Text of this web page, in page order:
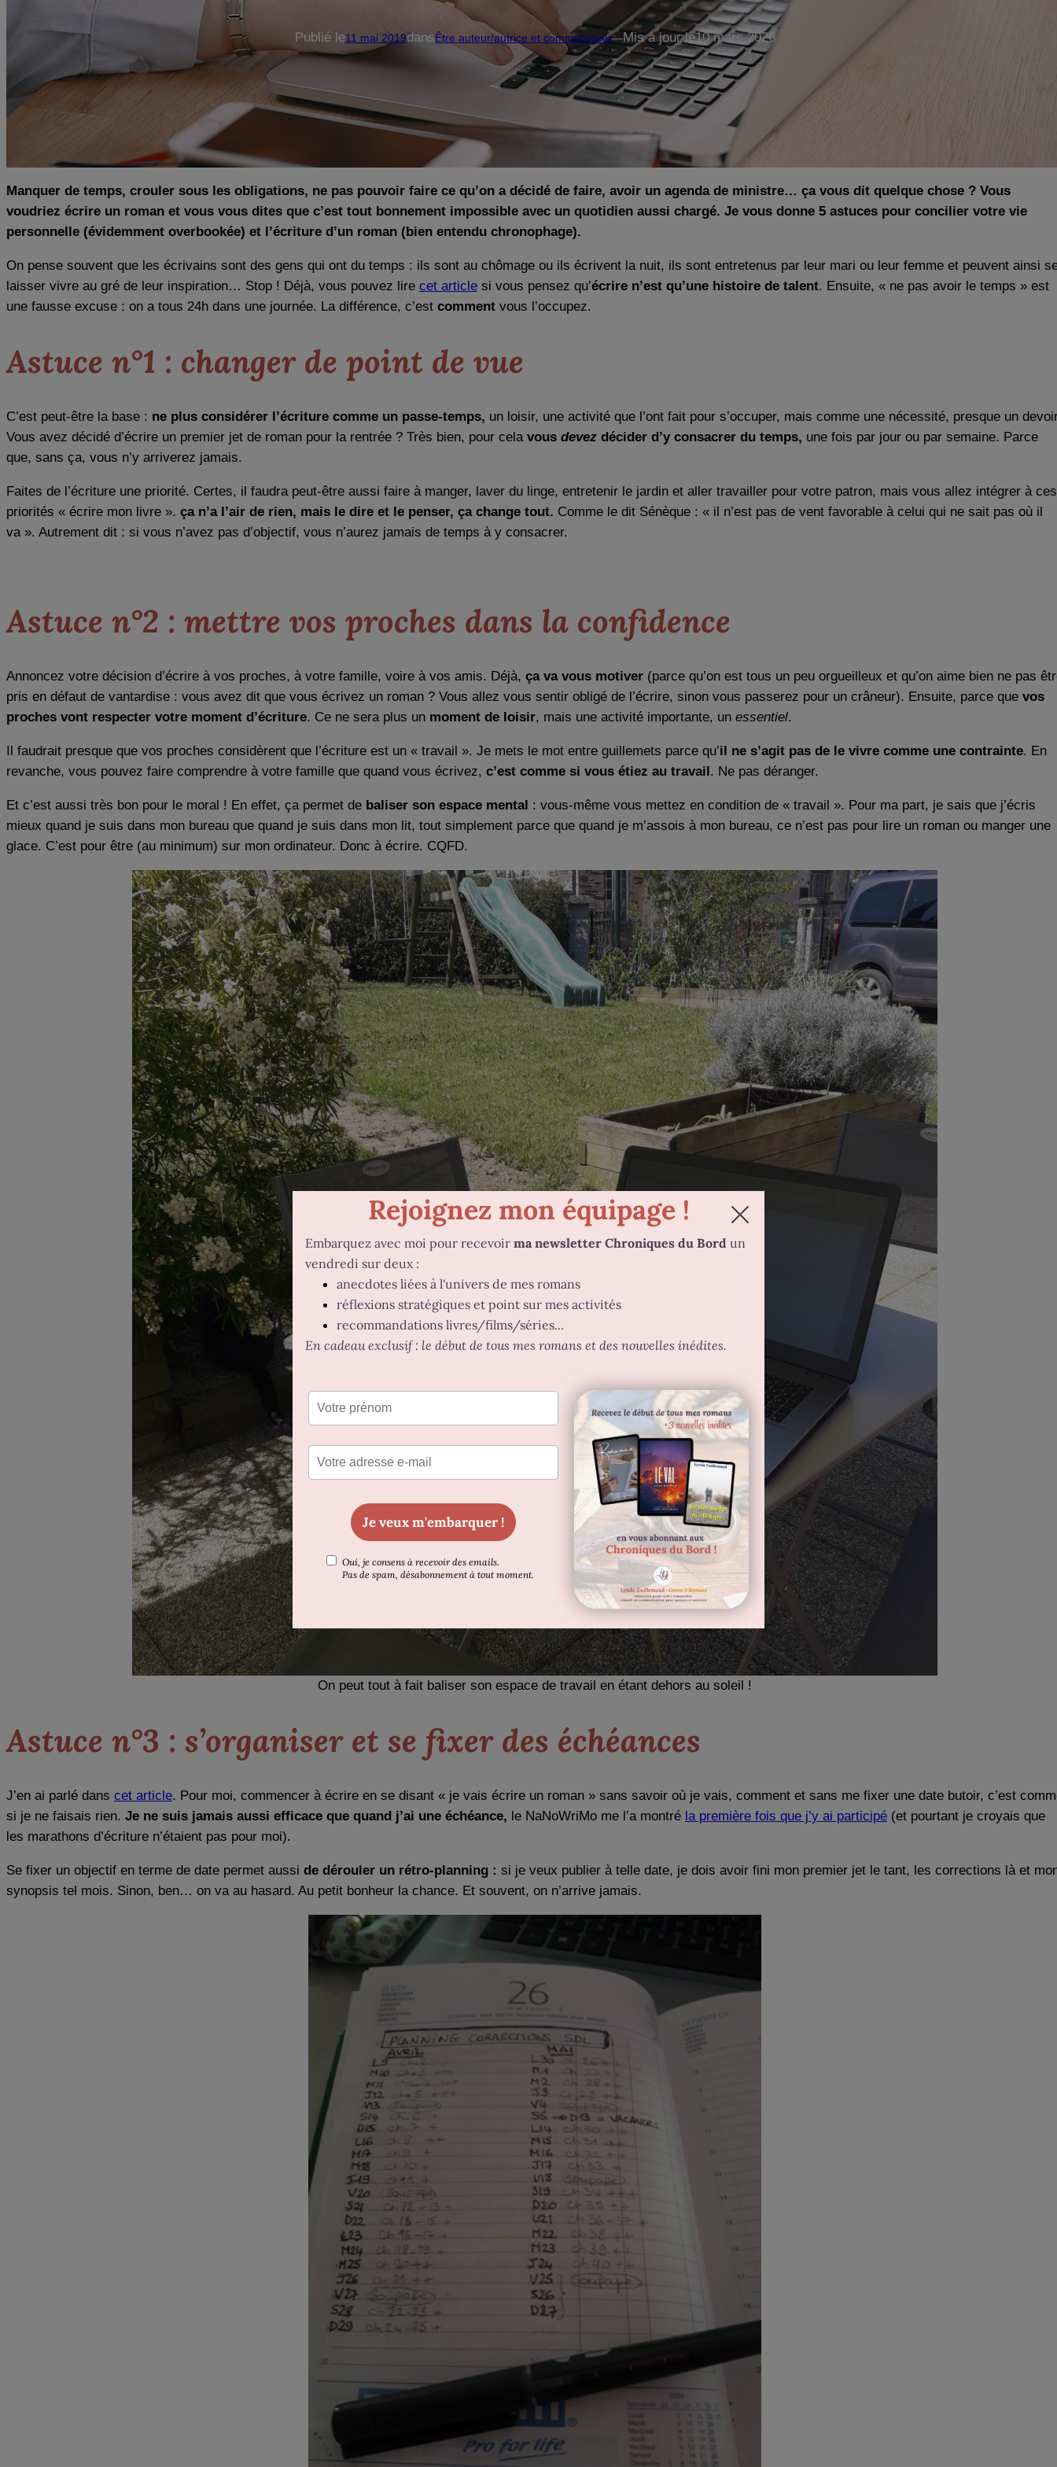
Publié le11 mai 2019dansÊtre auteur/autrice et communiquer—Mis à jour le10 mars 2026
Manquer de temps, crouler sous les obligations, ne pas pouvoir faire ce qu’on a décidé de faire, avoir un agenda de ministre… ça vous dit quelque chose ? Vous
voudriez écrire un roman et vous vous dites que c’est tout bonnement impossible avec un quotidien aussi chargé. Je vous donne 5 astuces pour concilier votre vie
personnelle (évidemment overbookée) et l’écriture d’un roman (bien entendu chronophage).
On pense souvent que les écrivains sont des gens qui ont du temps : ils sont au chômage ou ils écrivent la nuit, ils sont entretenus par leur mari ou leur femme et peuvent ainsi
laisser vivre au gré de leur inspiration… Stop ! Déjà, vous pouvez lire cet article si vous pensez qu’écrire n’est qu’une histoire de talent. Ensuite, « ne pas avoir le temps » est
une fausse excuse : on a tous 24h dans une journée. La différence, c’est comment vous l’occupez.
Astuce n°1 : changer de point de vue
C’est peut-être la base : ne plus considérer l’écriture comme un passe-temps, un loisir, une activité que l’ont fait pour s’occuper, mais comme une nécessité, presque un
Vous avez décidé d’écrire un premier jet de roman pour la rentrée ? Très bien, pour cela vous devez décider d’y consacrer du temps, une fois par jour ou par semaine. Parce
que, sans ça, vous n’y arriverez jamais.
Faites de l’écriture une priorité. Certes, il faudra peut-être aussi faire à manger, laver du linge, entretenir le jardin et aller travailler pour votre patron, mais vous allez intégrer à ces
priorités « écrire mon livre ». ça n’a l’air de rien, mais le dire et le penser, ça change tout. Comme le dit Sénèque : « il n’est pas de vent favorable à celui qui ne sait pas où il
va ». Autrement dit : si vous n’avez pas d’objectif, vous n’aurez jamais de temps à y consacrer.
Astuce n°2 : mettre vos proches dans la confidence
Annoncez votre décision d’écrire à vos proches, à votre famille, voire à vos amis. Déjà, ça va vous motiver (parce qu’on est tous un peu orgueilleux et qu’on aime bien ne pas
pris en défaut de vantardise : vous avez dit que vous écrivez un roman ? Vous allez vous sentir obligé de l’écrire, sinon vous passerez pour un crâneur). Ensuite, parce que vos
proches vont respecter votre moment d’écriture. Ce ne sera plus un moment de loisir, mais une activité importante, un essentiel.
Il faudrait presque que vos proches considèrent que l’écriture est un « travail ». Je mets le mot entre guillemets parce qu’il ne s’agit pas de le vivre comme une contrainte. En
revanche, vous pouvez faire comprendre à votre famille que quand vous écrivez, c’est comme si vous étiez au travail. Ne pas déranger.
Et c’est aussi très bon pour le moral ! En effet, ça permet de baliser son espace mental : vous-même vous mettez en condition de « travail ». Pour ma part, je sais que j’écris
mieux quand je suis dans mon bureau que quand je suis dans mon lit, tout simplement parce que quand je m’assois à mon bureau, ce n’est pas pour lire un roman ou manger une
glace. C’est pour être (au minimum) sur mon ordinateur. Donc à écrire. CQFD.
On peut tout à fait baliser son espace de travail en étant dehors au soleil !
Astuce n°3 : s’organiser et se fixer des échéances
J’en ai parlé dans cet article. Pour moi, commencer à écrire en se disant « je vais écrire un roman » sans savoir où je vais, comment et sans me fixer une date butoir, c’est
si je ne faisais rien. Je ne suis jamais aussi efficace que quand j’ai une échéance, le NaNoWriMo me l’a montré la première fois que j’y ai participé (et pourtant je croyais que
les marathons d’écriture n’étaient pas pour moi).
Se fixer un objectif en terme de date permet aussi de dérouler un rétro-planning : si je veux publier à telle date, je dois avoir fini mon premier jet le tant, les corrections là et
synopsis tel mois. Sinon, ben… on va au hasard. Au petit bonheur la chance. Et souvent, on n’arrive jamais.